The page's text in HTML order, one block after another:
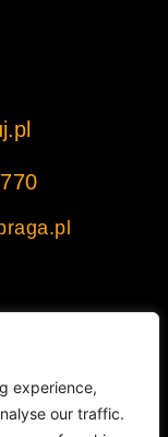
experience,
our traffic.
Pragi